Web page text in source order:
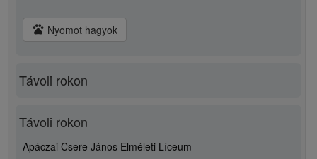
pets Nyomot hagyok
Távoli rokon
Távoli rokon
Apáczai Csere János Elméleti Líceum